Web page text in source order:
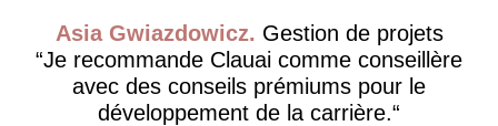
Asia Gwiazdowicz
Gestion de projets
Je recommande Clauai comme conseillère
avec des conseils prémiums pour le
développement de la carrière.